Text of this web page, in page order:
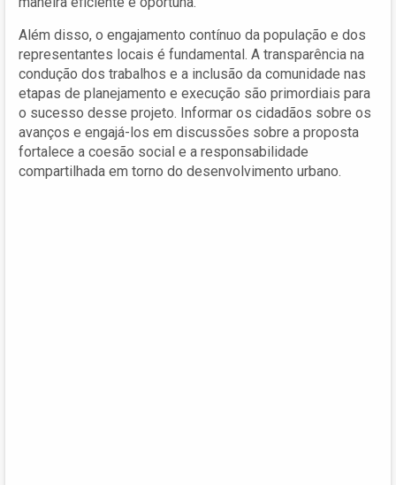
Além disso, o engajamento contínuo da população e dos
representantes locais é fundamental. A transparência na
condução dos trabalhos e a inclusão da comunidade nas
etapas de planejamento e execução são primordiais para
o sucesso desse projeto. Informar os cidadãos sobre os
avanços e engajá-los em discussões sobre a proposta
fortalece a coesão social e a responsabilidade
compartilhada em torno do desenvolvimento urbano.